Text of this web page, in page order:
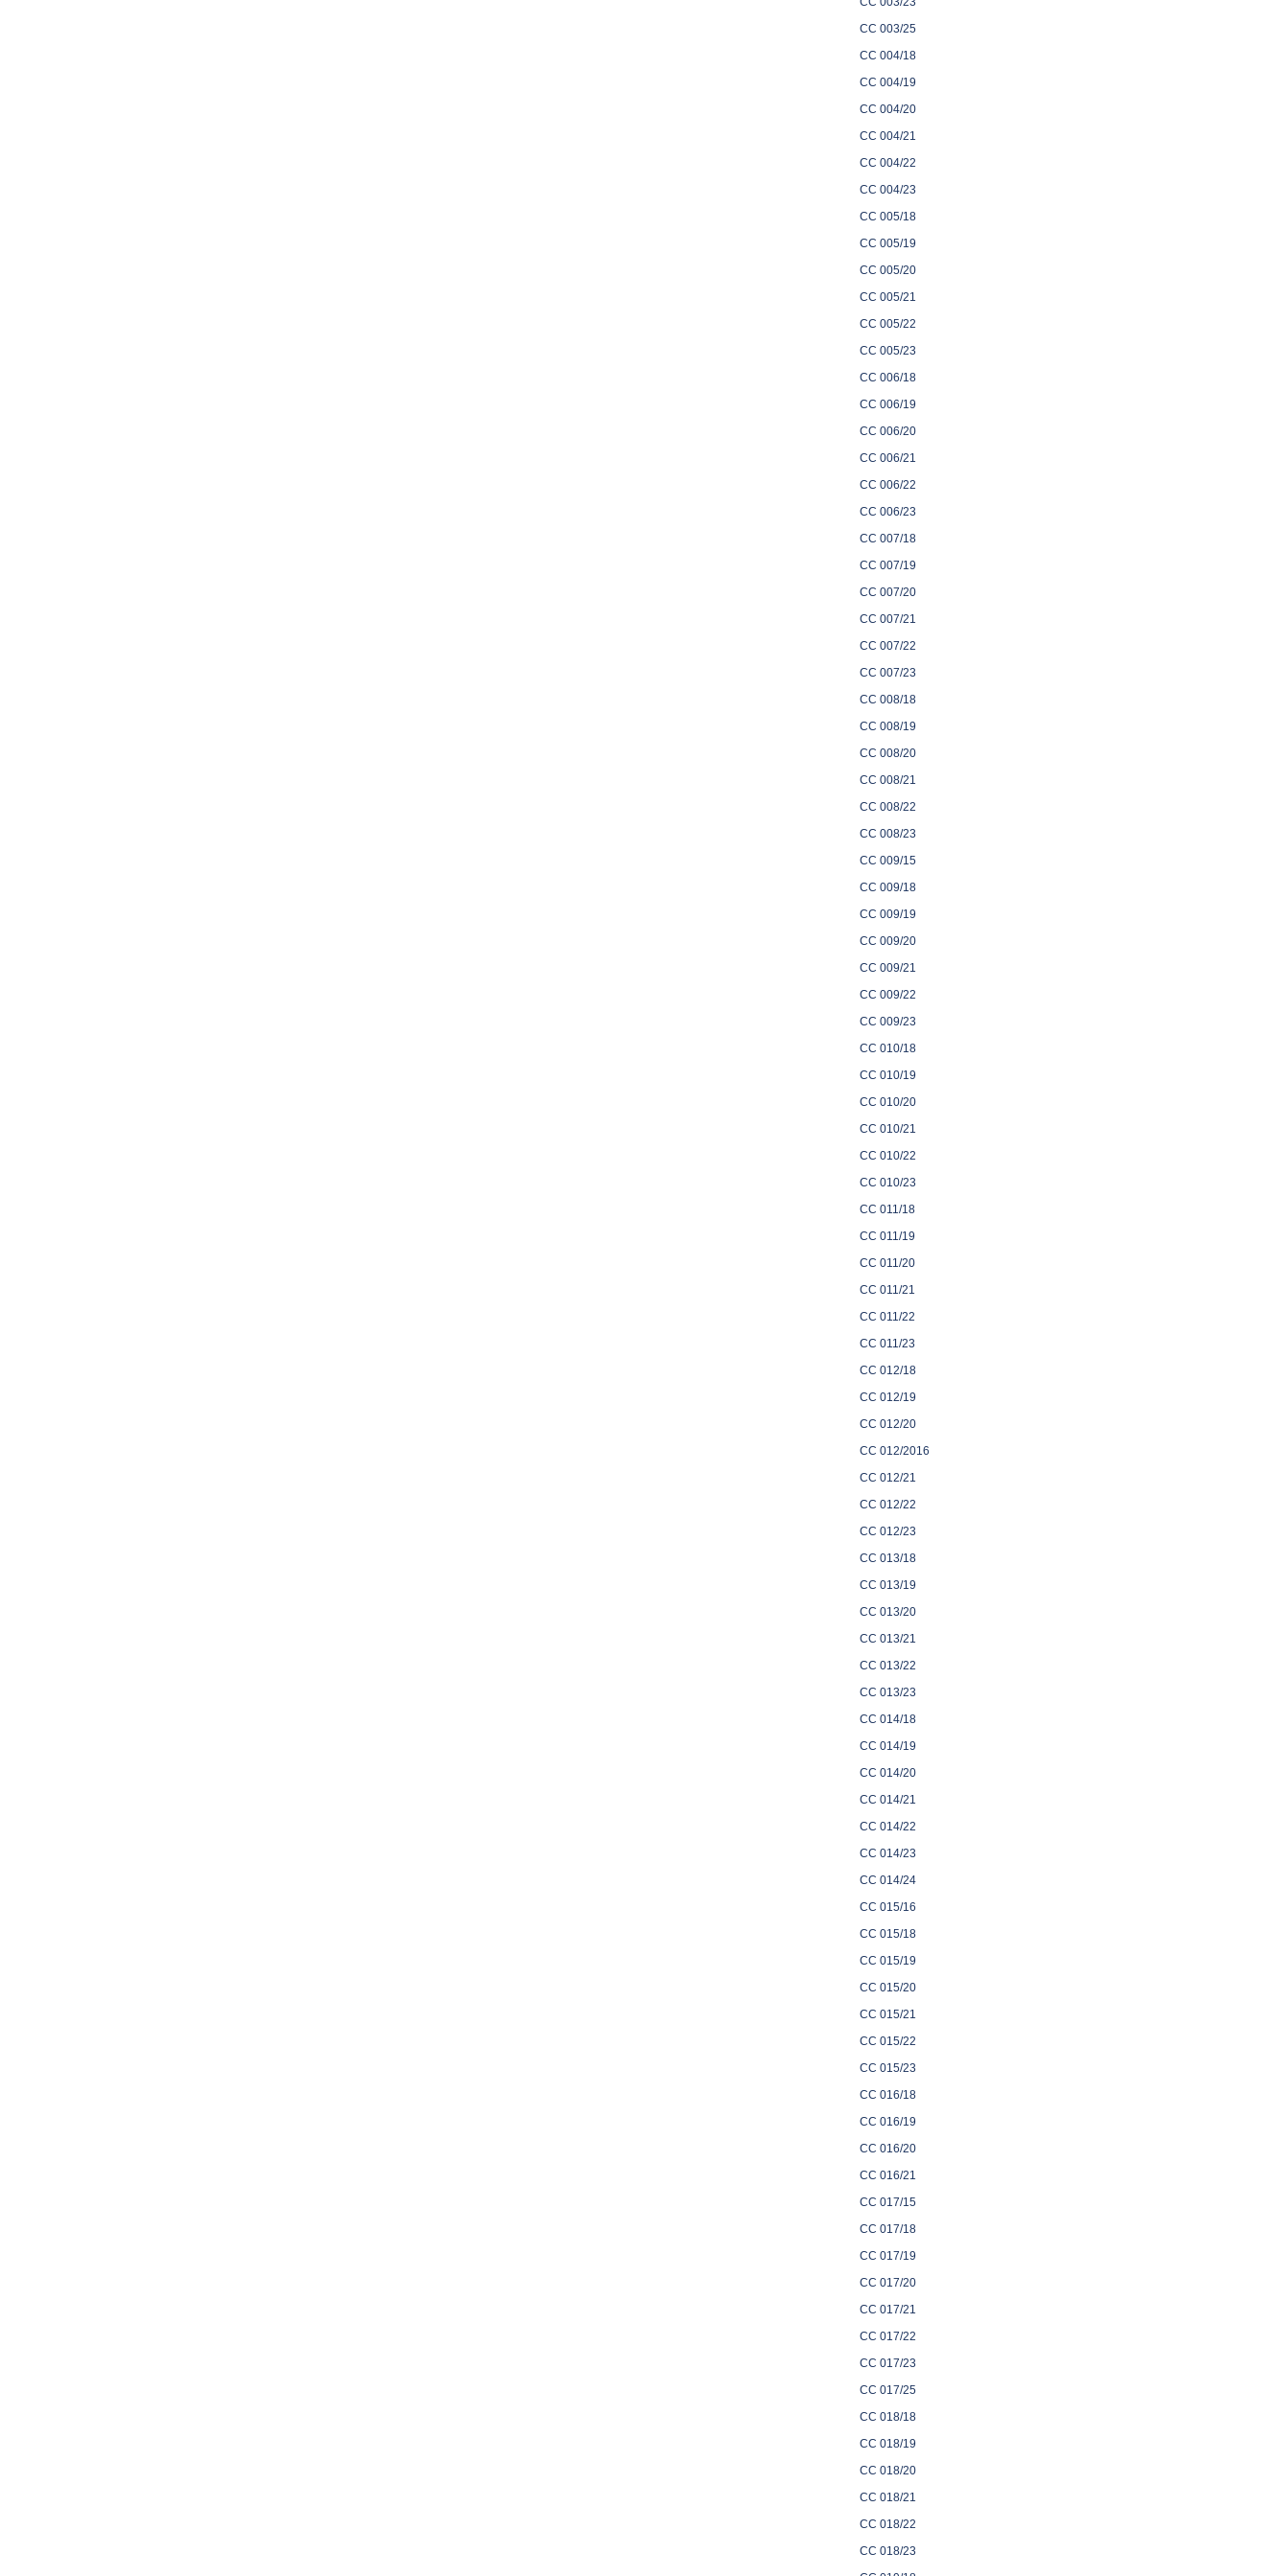
CC 003/25
CC 004/18
CC 004/19
CC 004/20
CC 004/21
CC 004/22
CC 004/23
CC 005/18
CC 005/19
CC 005/20
CC 005/21
CC 005/22
CC 005/23
CC 006/18
CC 006/19
CC 006/20
CC 006/21
CC 006/22
CC 006/23
CC 007/18
CC 007/19
CC 007/20
CC 007/21
CC 007/22
CC 007/23
CC 008/18
CC 008/19
CC 008/20
CC 008/21
CC 008/22
CC 008/23
CC 009/15
CC 009/18
CC 009/19
CC 009/20
CC 009/21
CC 009/22
CC 009/23
CC 010/18
CC 010/19
CC 010/20
CC 010/21
CC 010/22
CC 010/23
CC 011/18
CC 011/19
CC 011/20
CC 011/21
CC 011/22
CC 011/23
CC 012/18
CC 012/19
CC 012/20
CC 012/2016
CC 012/21
CC 012/22
CC 012/23
CC 013/18
CC 013/19
CC 013/20
CC 013/21
CC 013/22
CC 013/23
CC 014/18
CC 014/19
CC 014/20
CC 014/21
CC 014/22
CC 014/23
CC 014/24
CC 015/16
CC 015/18
CC 015/19
CC 015/20
CC 015/21
CC 015/22
CC 015/23
CC 016/18
CC 016/19
CC 016/20
CC 016/21
CC 017/15
CC 017/18
CC 017/19
CC 017/20
CC 017/21
CC 017/22
CC 017/23
CC 017/25
CC 018/18
CC 018/19
CC 018/20
CC 018/21
CC 018/22
CC 018/23